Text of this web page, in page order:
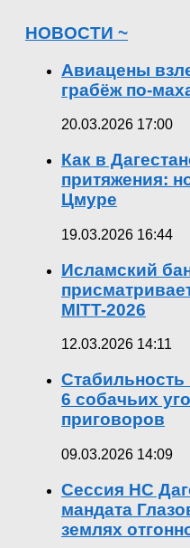
НОВОСТИ ~
Авиацены
грабёж по-
20.03.2026 17:00
Как в
притяжения:
Цмуре
19.03.2026 16:44
Исламский
MITT-2026
12.03.2026 14:11
Стабильность
6 собачьих
приговоров
09.03.2026 14:09
Сессия НС
мандата
землях